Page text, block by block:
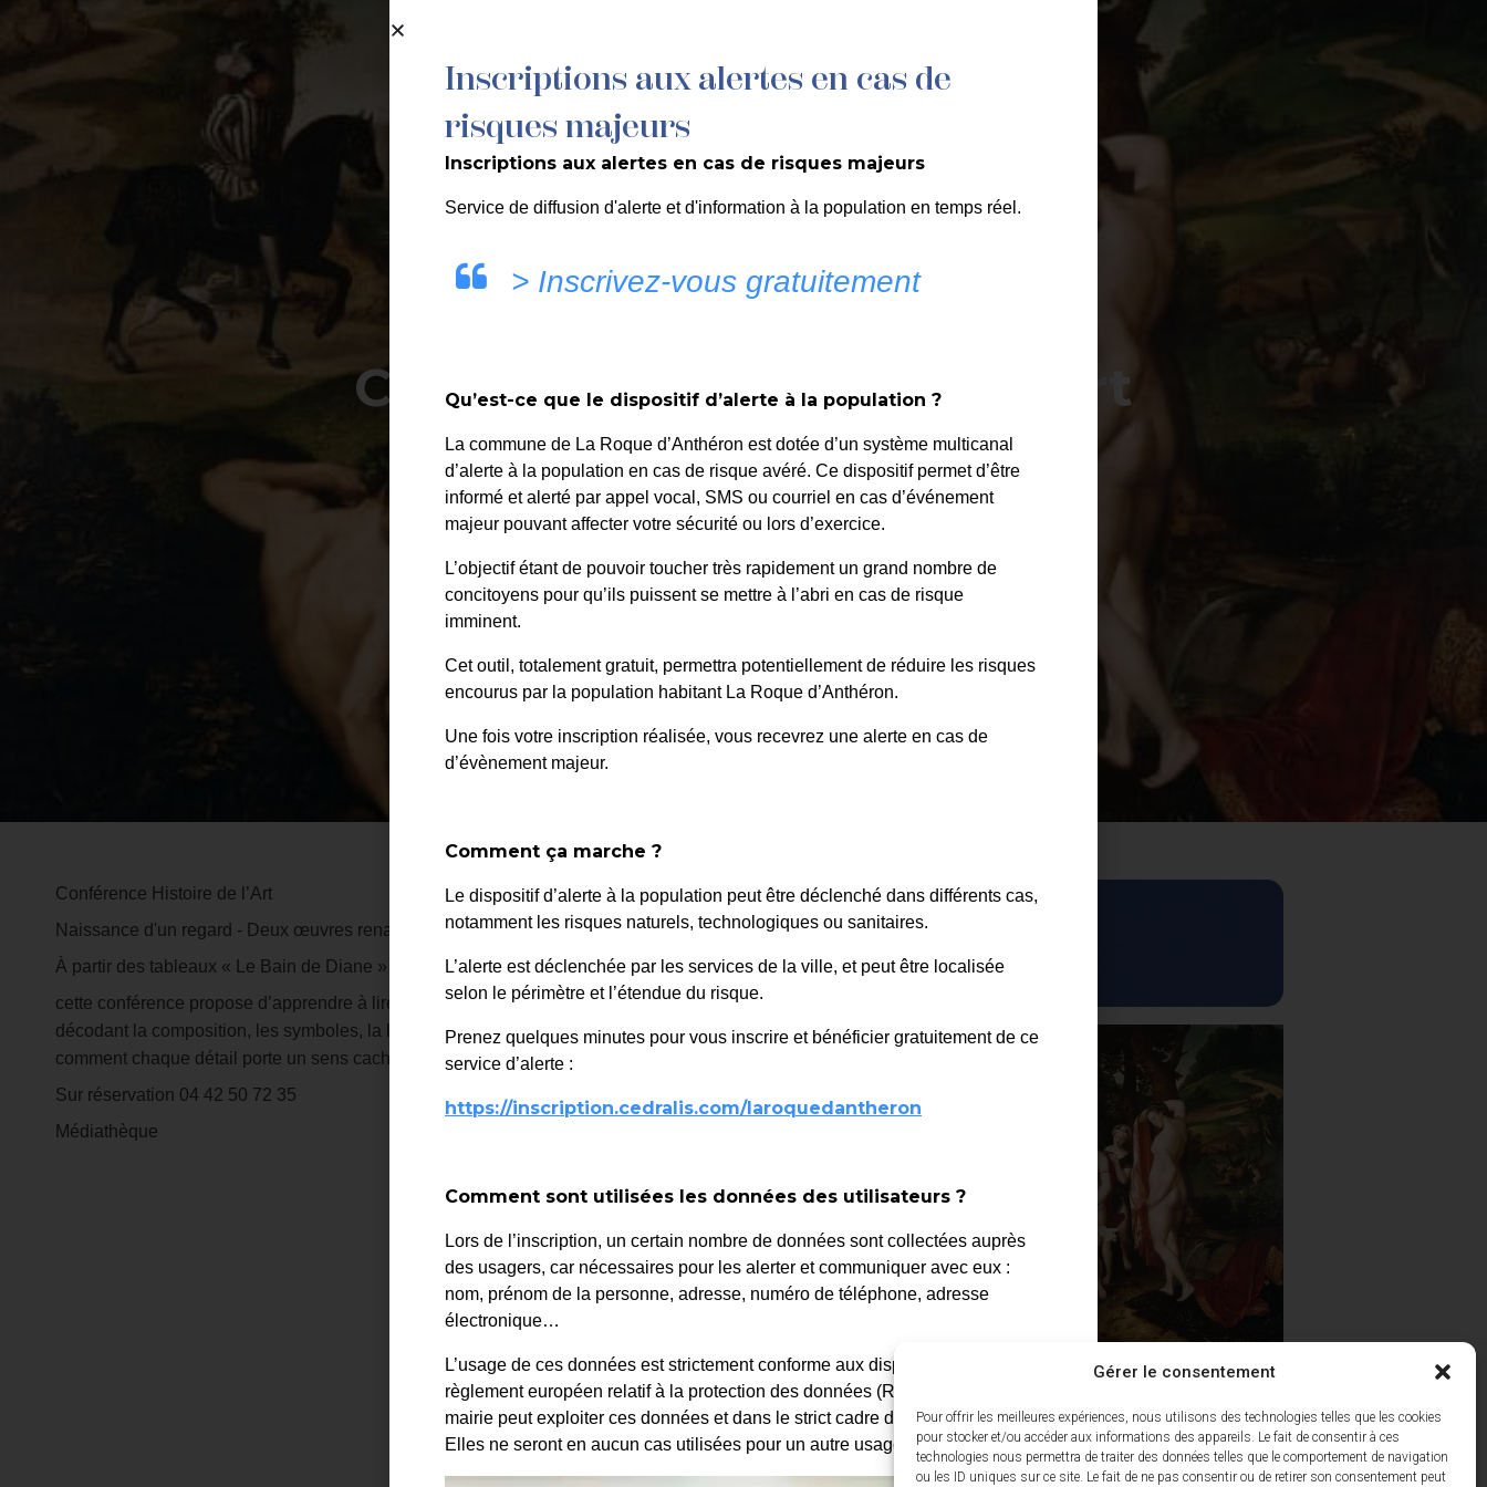
Gérer le consentement
Pour offrir les meilleures expériences, nous utilisons des technologies telles que les cookies
pour stocker et/ou accéder aux informations des appareils. Le fait de consentir à ces
technologies nous permettra de traiter des données telles que le comportement de navigation
ou les ID uniques sur ce site. Le fait de ne pas consentir ou de retirer son consentement peut
MON QUOTIDIEN DÉCOUVRIR LA ROQUE CULTURE & SPORT
Conférence Histoire de l’Art
Accueil>Agenda>Conférence Histoire de l’Art
Conférence Histoire de l’Art
Naissance d'un regard - Deux œuvres renaissantes pour comprendre la lecture de l'art
À partir des tableaux « Le Bain de Diane » de François Clouet et « La Trinité » de Masaccio,
cette conférence propose d’apprendre à lire une œuvre d’art comme on lit une époque. En
décodant la composition, les symboles, la lumière et le contexte historique, le public découvre
comment chaque détail porte un sens caché.
Sur réservation 04 42 50 72 35
Médiathèque
Médiathèque
22 novembre 2025
Inscriptions aux alertes en cas de
risques majeurs
Inscriptions aux alertes en cas de risques majeurs
Service de diffusion d'alerte et d'information à la population en temps réel.
> Inscrivez-vous gratuitement
Qu’est-ce que le dispositif d’alerte à la population ?
La commune de La Roque d’Anthéron est dotée d’un système multicanal
d’alerte à la population en cas de risque avéré. Ce dispositif permet d’être
informé et alerté par appel vocal, SMS ou courriel en cas d’événement
majeur pouvant affecter votre sécurité ou lors d’exercice.
L’objectif étant de pouvoir toucher très rapidement un grand nombre de
concitoyens pour qu’ils puissent se mettre à l’abri en cas de risque
imminent.
Cet outil, totalement gratuit, permettra potentiellement de réduire les risques
encourus par la population habitant La Roque d’Anthéron.
Une fois votre inscription réalisée, vous recevrez une alerte en cas de
d’évènement majeur.
Comment ça marche ?
Le dispositif d’alerte à la population peut être déclenché dans différents cas,
notamment les risques naturels, technologiques ou sanitaires.
L’alerte est déclenchée par les services de la ville, et peut être localisée
selon le périmètre et l’étendue du risque.
Prenez quelques minutes pour vous inscrire et bénéficier gratuitement de ce
service d’alerte :
https://inscription.cedralis.com/laroquedantheron
Comment sont utilisées les données des utilisateurs ?
Lors de l’inscription, un certain nombre de données sont collectées auprès
des usagers, car nécessaires pour les alerter et communiquer avec eux :
nom, prénom de la personne, adresse, numéro de téléphone, adresse
électronique…
L’usage de ces données est strictement conforme aux dispositions du
règlement européen relatif à la protection des données (RGPD). Seule la
mairie peut exploiter ces données et dans le strict cadre d’un risque avéré.
Elles ne seront en aucun cas utilisées pour un autre usage que celui-ci.